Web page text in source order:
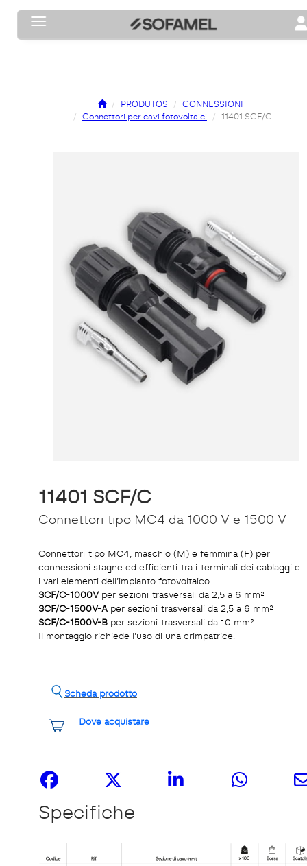
Toggle navigation
PRODUTOS
CONNESSIONI
Connettori per cavi fotovoltaici
11401 SCF/C
11401 SCF/C
Connettori tipo MC4 da 1000 V e 1500 V
Connettori tipo MC4, maschio (M) e femmina (F) per
connessioni stagne ed efficienti tra i terminali dei cablaggi e
i vari elementi dell’impianto fotovoltaico.
SCF/C-1000V per sezioni trasversali da 2,5 a 6 mm²
SCF/C-1500V-A per sezioni trasversali da 2,5 a 6 mm²
SCF/C-1500V-B per sezioni trasversali da 10 mm²
Il montaggio richiede l’uso di una crimpatrice.
Dove acquistare
Scheda prodotto
Specifiche